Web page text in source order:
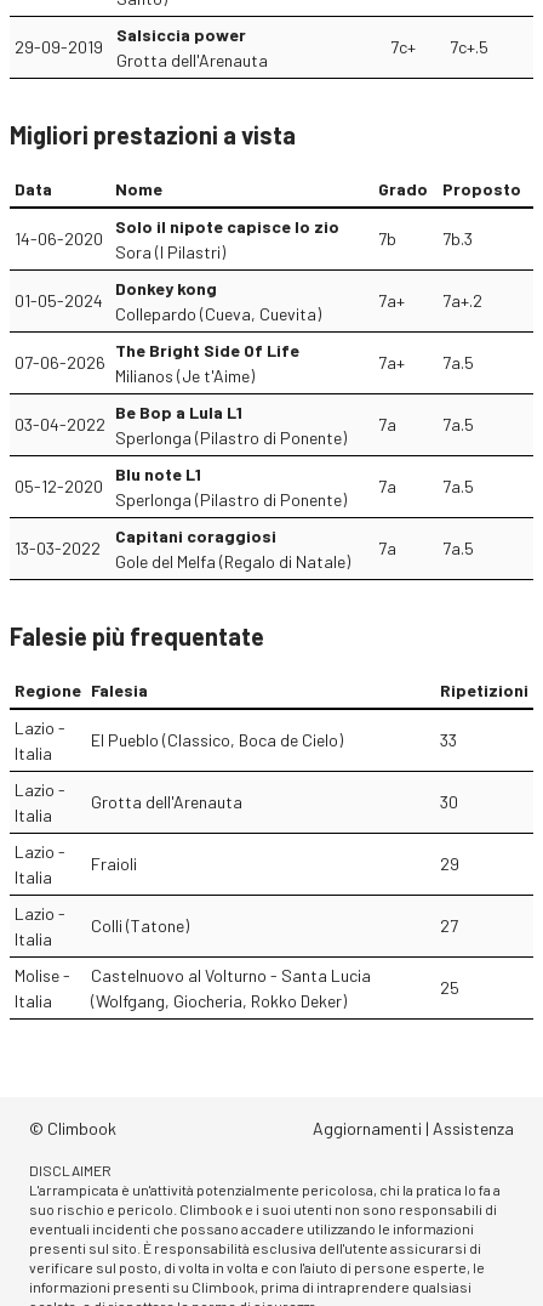
29-09-2019
Salsiccia power
Grotta dell'Arenauta
7c+ 7c+.5
Migliori prestazioni a vista
Data Nome Grado Proposto
14-06-2020
Solo il nipote capisce lo zio
Sora (I Pilastri)
7b 7b.3
01-05-2024
Donkey kong
Collepardo (Cueva, Cuevita)
7a+ 7a+.2
07-06-2026
The Bright Side Of Life
Milianos (Je t'Aime)
7a+ 7a.5
03-04-2022
Be Bop a Lula L1
Sperlonga (Pilastro di Ponente)
7a 7a.5
05-12-2020
Blu note L1
Sperlonga (Pilastro di Ponente)
7a 7a.5
13-03-2022
Capitani coraggiosi
Gole del Melfa (Regalo di Natale)
7a 7a.5
Falesie più frequentate
Regione Falesia
Ripetizioni
Lazio -
Italia
El Pueblo (Classico, Boca de Cielo) 33
Lazio -
Italia
Grotta dell'Arenauta 30
Lazio -
Italia
Fraioli 29
Lazio -
Italia
Colli (Tatone) 27
Molise -
Italia
Castelnuovo al Volturno - Santa Lucia
(Wolfgang, Giocheria, Rokko Deker)
25
© Climbook Aggiornamenti | Assistenza
DISCLAIMER
L'arrampicata è un'attività potenzialmente pericolosa, chi la pratica lo fa a
suo rischio e pericolo. Climbook e i suoi utenti non sono responsabili di
eventuali incidenti che possano accadere utilizzando le informazioni
presenti sul sito. È responsabilità esclusiva dell'utente assicurarsi di
verificare sul posto, di volta in volta e con l'aiuto di persone esperte, le
informazioni presenti su Climbook, prima di intraprendere qualsiasi